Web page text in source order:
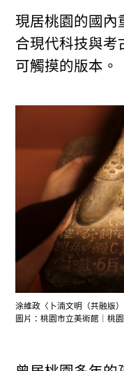
現居桃園的國內
合現代科技與考
可觸摸的版本。
涂維政〈卜湳文明（共融版）
圖片：桃園市立美術館｜桃